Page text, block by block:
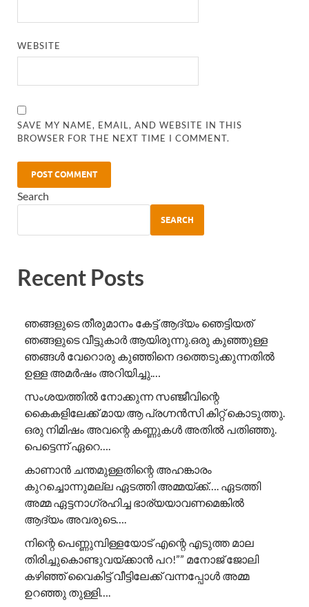
WEBSITE
SAVE MY NAME, EMAIL, AND WEBSITE IN THIS
BROWSER FOR THE NEXT TIME I COMMENT.
Search
SEARCH
Recent Posts
ഞങ്ങളുടെ തീരുമാനം കേട്ട് ആദ്യം ഞെട്ടിയത്
ഞങ്ങളുടെ വീട്ടുകാർ ആയിരുന്നു.ഒരു കുഞ്ഞുള്ള
ഞങ്ങൾ വേറൊരു കുഞ്ഞിനെ ദത്തെടുക്കുന്നതിൽ
ഉള്ള അമർഷം അറിയിച്ചു.…
സംശയത്തിൽ നോക്കുന്ന സഞ്ജീവിന്റെ
കൈകളിലേക്ക് മായ ആ പ്രഗ്നൻസി കിറ്റ് കൊടുത്തു.
ഒരു നിമിഷം അവന്റെ കണ്ണുകൾ അതിൽ പതിഞ്ഞു.
പെട്ടെന്ന് ഏറെ….
കാണാൻ ചന്തമുള്ളതിന്റെ അഹങ്കാരം
കുറച്ചൊന്നുമല്ല ഏടത്തി അമ്മയ്ക്ക്…. ഏടത്തി
അമ്മ ഏട്ടനാഗ്രഹിച്ച ഭാര്യയാവണമെങ്കിൽ
ആദ്യം അവരുടെ….
നിന്റെ പെണ്ണുമ്പിള്ളയോട് എന്റെ എടുത്ത മാല
തിരിച്ചുകൊണ്ടുവയ്ക്കാൻ പറ!”” ​മനോജ് ജോലി
കഴിഞ്ഞ് വൈകിട്ട് വീട്ടിലേക്ക് വന്നപ്പോൾ അമ്മ
ഉറഞ്ഞു തുള്ളി….